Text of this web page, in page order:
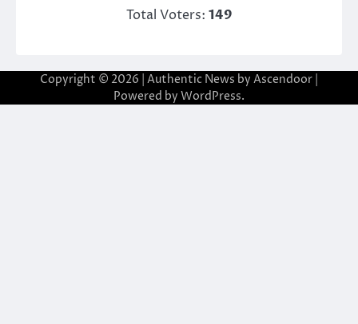
Total Voters: 149
Copyright © 2026 | Authentic News by Ascendoor
Powered by WordPress.